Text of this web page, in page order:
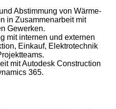
Abstimmung von Wärme-
in Zusammenarbeit mit
Gewerken.
mit internen und externen
Einkauf, Elektrotechnik
mit Autodesk Construction
365.